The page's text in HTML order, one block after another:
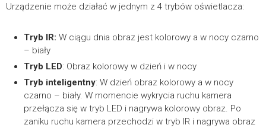
Urządzenie może działać w jednym z 4 trybów oświetlacza:
Tryb IR: W ciągu dnia obraz jest kolorowy a w nocy czarno
– biały
Tryb LED: Obraz kolorowy w dzień i w nocy
Tryb inteligentny: W dzień obraz kolorowy a w nocy
czarno – biały. W momencie wykrycia ruchu kamera
przełącza się w tryb LED i nagrywa kolorowy obraz. Po
zaniku ruchu kamera przechodzi w tryb IR i nagrywa obraz